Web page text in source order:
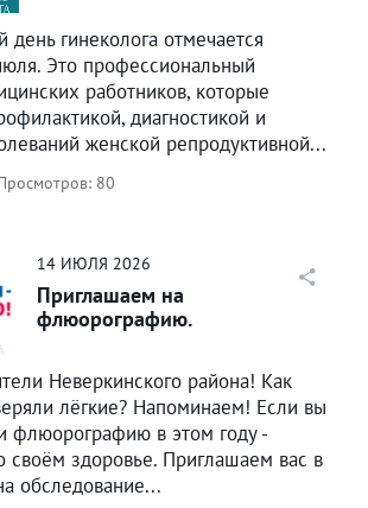
день гинеколога отмечается
Это профессиональный
работников, которые
диагностикой и
женской репродуктивной...
80
14 ИЮЛЯ 2026
Приглашаем на
флюорографию.
Неверкинского района! Как
лёгкие? Напоминаем! Если вы
флюорографию в этом году -
своём здоровье. Приглашаем вас в
обследование...